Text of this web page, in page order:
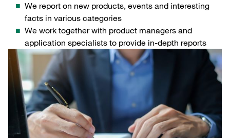
We report on new products, events and interesting
facts in various categories
We work together with product managers and
application specialists to provide in-depth reports